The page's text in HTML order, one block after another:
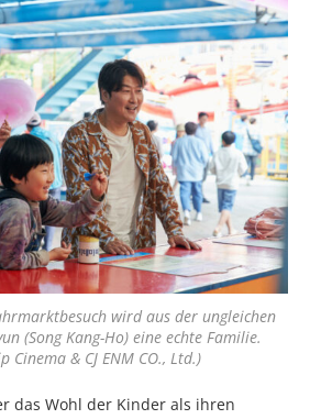
wird aus der ungleichen
(Song Kang-Ho) eine echte Familie.
Cinema & CJ ENM CO., Ltd.)
das Wohl der Kinder als ihren